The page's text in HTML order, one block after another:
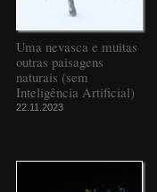
Uma nevasca e muitas
outras paisagens
naturais (sem
Inteligência Artificial)
22.11.2023